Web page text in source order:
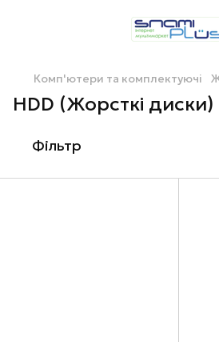
Комп'ютери та комплектуючі
HDD (Жорсткі диски)
Фільтр